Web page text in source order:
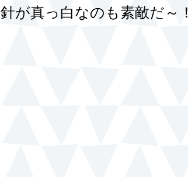
針が真っ白なのも素敵だ～！